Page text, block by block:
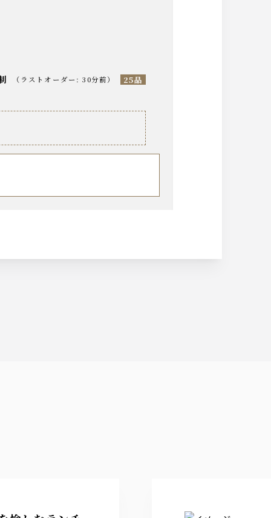
（ ラストオーダー: 30分前） 25品